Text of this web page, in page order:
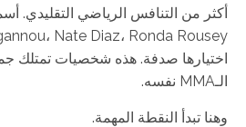
اختيارها صدفة. هذه شخصيات تمتلك
الـMMA نفسه.
وهنا تبدأ النقطة المهمة.